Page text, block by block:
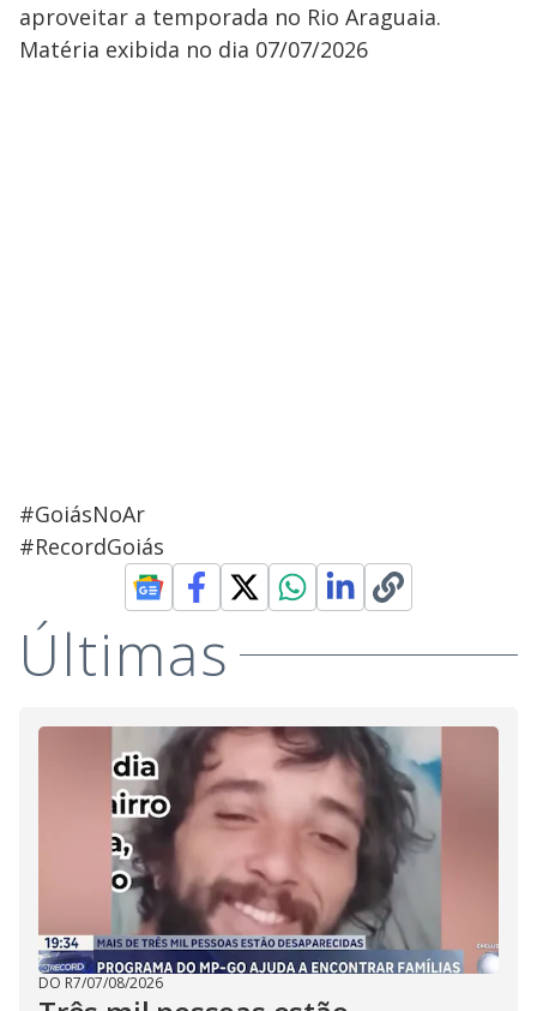
aproveitar a temporada no Rio Araguaia.
Matéria exibida no dia 07/07/2026
#GoiásNoAr
#RecordGoiás
Últimas
DO R7/07/08/2026